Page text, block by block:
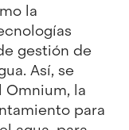
la
gestión de
Así, se
la
para